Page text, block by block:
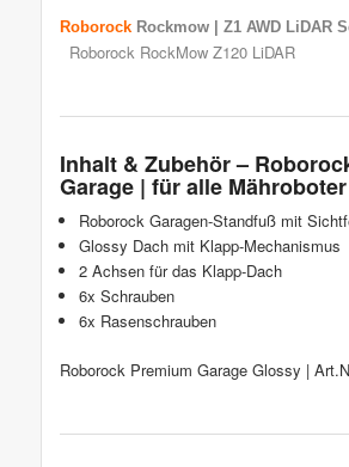
Roborock Rockmow | Z1 AWD LiDAR
Roborock RockMow Z120 LiDAR
Inhalt & Zubehör –
Garage | für alle
Roborock Garagen-Standfuß mit
Glossy Dach mit Klapp-Mechanismus
2 Achsen für das Klapp-Dach
6x Schrauben
6x Rasenschrauben
Roborock Premium Garage Glossy |